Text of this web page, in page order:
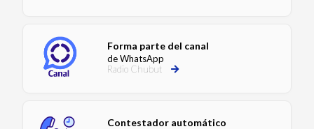
Forma parte del canal
de WhatsApp
Radio Chubut
Contestador automático